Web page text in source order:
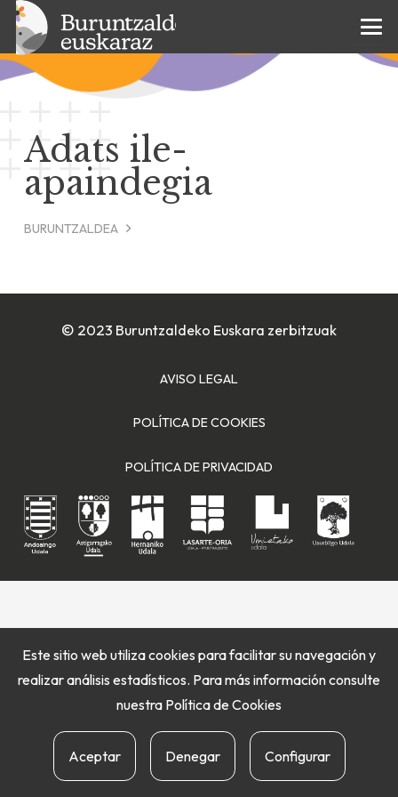
Adats ile-
apaindegia
BURUNTZALDEA
© 2023 Buruntzaldeko Euskara zerbitzuak
AVISO LEGAL
POLÍTICA DE COOKIES
POLÍTICA DE PRIVACIDAD
Este sitio web utiliza cookies para facilitar su navegación y
realizar análisis estadísticos. Para más información consulte
nuestra Política de Cookies
Aceptar Denegar Configurar